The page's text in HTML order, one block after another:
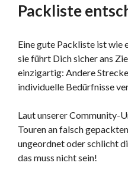
Packliste
Eine gute Packliste ist wie
sie führt Dich sicher ans
einzigartig: Andere
individuelle Bedürfnisse
Laut unserer Community-
Touren an falsch
ungeordnet oder schlicht
das muss nicht sein!